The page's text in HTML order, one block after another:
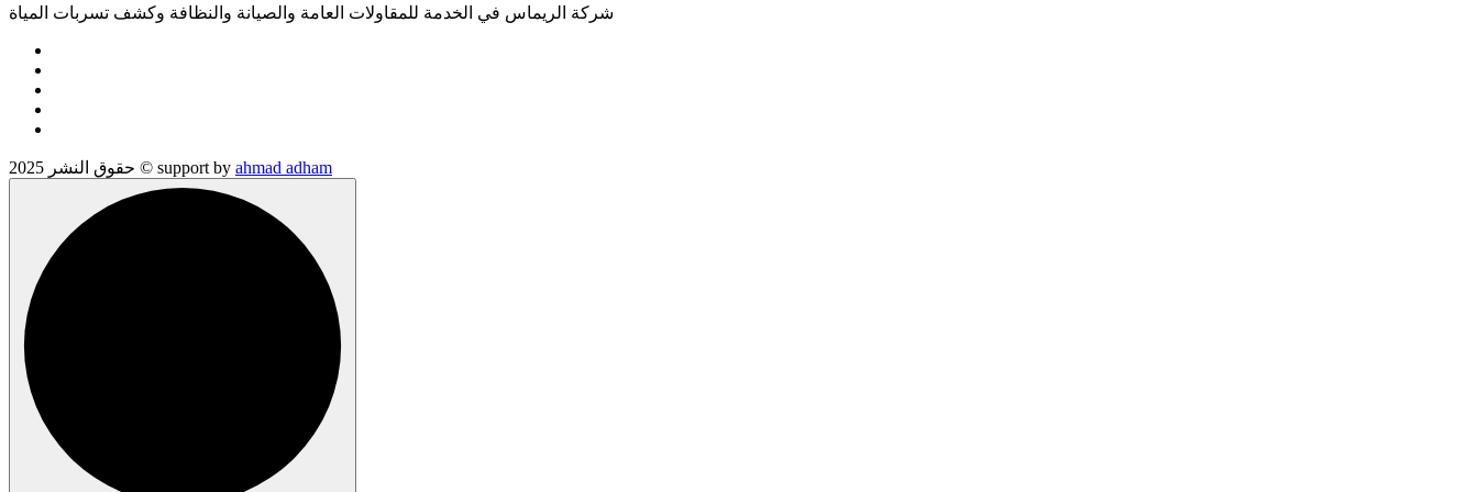
شركة الريماس في الخدمة للمقاولات العامة والصيانة والنظافة وكشف تسربات المياة
حقوق النشر 2025 © support by ahmad adham